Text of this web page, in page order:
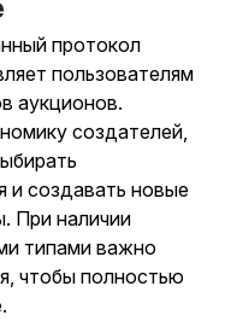
протокол
пользователям
аукционов.
создателей,
и создавать новые
При наличии
типами важно
чтобы полностью